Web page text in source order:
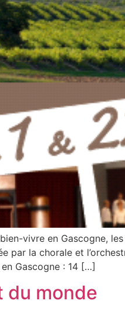
vivre en Gascogne,
par la chorale et
Gascogne : 14 […]
du monde